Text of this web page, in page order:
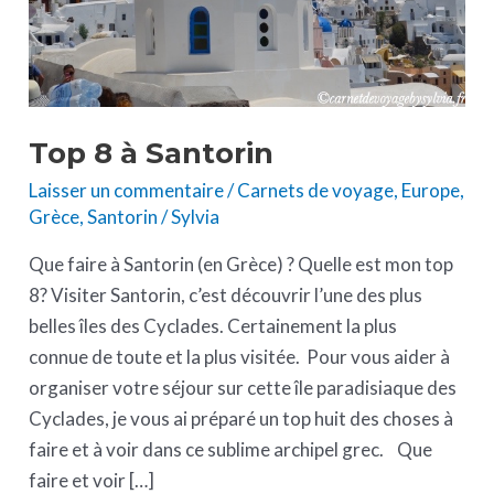
Top 8 à Santorin
Laisser un commentaire/Carnets de voyage, Europe,
Grèce,Santorin/Sylvia
Que faire à Santorin (en Grèce) ? Quelle est mon top
8? Visiter Santorin, c’est découvrir l’une des plus
belles îles des Cyclades. Certainement la plus
connue de toute et la plus visitée. Pour vous aider à
organiser votre séjour sur cette île paradisiaque des
Cyclades, je vous ai préparé un top huit des choses à
faire et à voir dans ce sublime archipel grec. Que
faire et voir […]